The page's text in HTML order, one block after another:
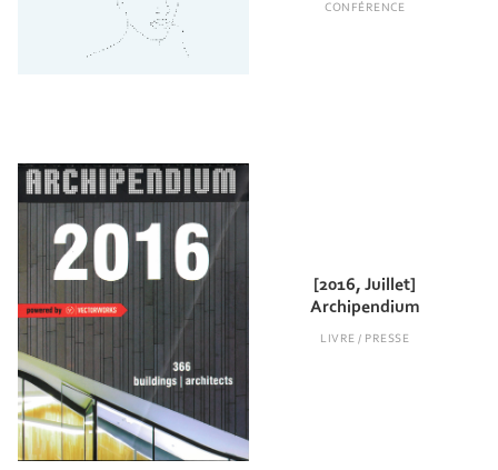
CONFÉRENCE
[2016, Juillet]
Archipendium
LIVRE / PRESSE